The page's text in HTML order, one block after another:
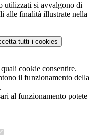
utilizzati si avvalgono di
alle finalità illustrate nella
tutti i cookies
cookie consentire.
il funzionamento della
al funzionamento potete